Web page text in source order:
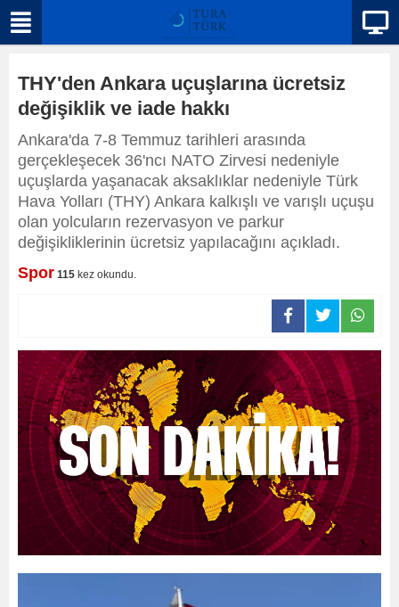
THY'den Ankara uçuşlarına ücretsiz
değişiklik ve iade hakkı
Ankara'da 7-8 Temmuz tarihleri arasında
gerçekleşecek 36'ncı NATO Zirvesi nedeniyle
uçuşlarda yaşanacak aksaklıklar nedeniyle Türk
Hava Yolları (THY) Ankara kalkışlı ve varışlı uçuşu
olan yolcuların rezervasyon ve parkur
değişikliklerinin ücretsiz yapılacağını açıkladı.
Spor 115 kez okundu.